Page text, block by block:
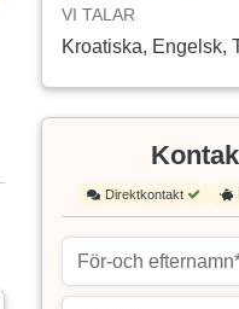
VI TALAR
Kroatiska, Engelsk,
Direktkontakt